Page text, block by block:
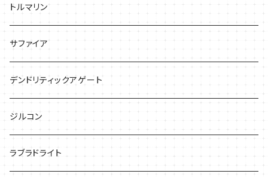
トルマリン
サファイア
デンドリティックアゲート
ジルコン
ラブラドライト